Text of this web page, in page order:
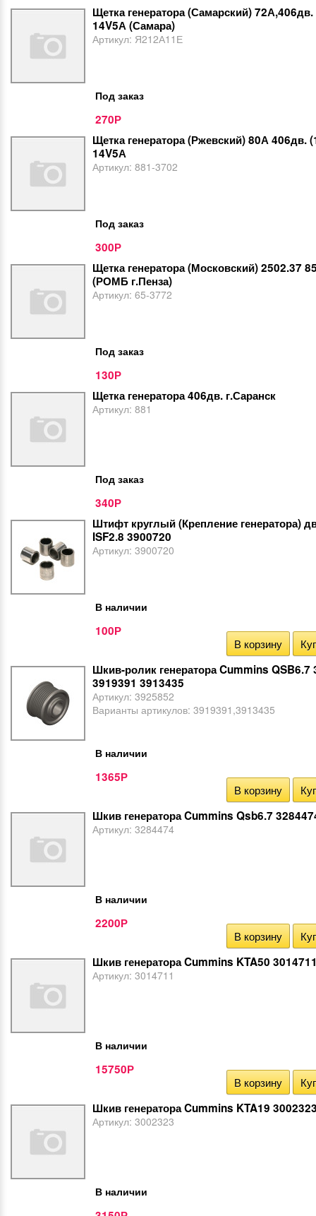
Щетка генератора (Самарский)
14V5А (Самара)
Артикул: Я212А11Е
Под заказ
270Р
Щетка генератора (Ржевский) 80А 406дв.
14V5А
Артикул: 881-3702
Под заказ
300Р
Щетка генератора (Московский) 2502.37
(РОМБ г.Пенза)
Артикул: 65-3772
Под заказ
130Р
Щетка генератора 406дв. г.Саранск
Артикул: 881
Под заказ
340Р
Штифт круглый (Крепление генератора)
ISF2.8 3900720
Артикул: 3900720
В наличии
100Р
В корзину
Шкив-ролик генератора Cummins QSB6.7
3919391 3913435
Артикул: 3925852
Варианты артикулов: 3919391,3913435
В наличии
1365Р
В корзину
Шкив генератора Cummins Qsb6.7
Артикул: 3284474
В наличии
2200Р
В корзину
Шкив генератора Cummins KTA50
Артикул: 3014711
В наличии
15750Р
В корзину
Шкив генератора Cummins KTA19
Артикул: 3002323
В наличии